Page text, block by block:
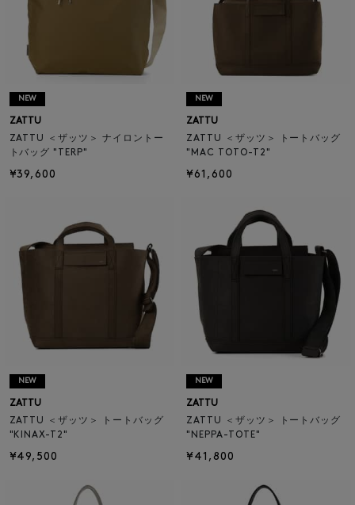
NEW
ZATTU
ZATTU ＜ザッツ＞ ナイロントー
トバッグ "TERP"
¥39,600
NEW
ZATTU
ZATTU ＜ザッツ＞ トートバッグ
"MAC TOTO-T2"
¥61,600
NEW
ZATTU
ZATTU ＜ザッツ＞ トートバッグ
"KINAX-T2"
¥49,500
NEW
ZATTU
ZATTU ＜ザッツ＞ トートバッグ
"NEPPA-TOTE"
¥41,800